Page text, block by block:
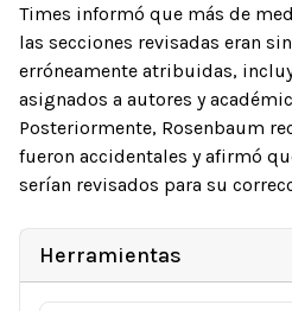
Times informó que más de
las secciones revisadas eran
erróneamente atribuidas,
asignados a autores y
Posteriormente, Rosenbaum
fueron accidentales y afirmó
serían revisados para su
Herramientas